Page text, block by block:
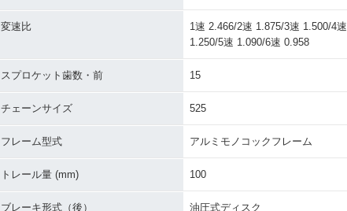
変速比
1速 2.466/2速 1.875/3速 1.500/4速
1.250/5速 1.090/6速 0.958
スプロケット歯数・前 15
チェーンサイズ 525
フレーム型式 アルミモノコックフレーム
トレール量 (mm) 100
ブレーキ形式（後） 油圧式ディスク